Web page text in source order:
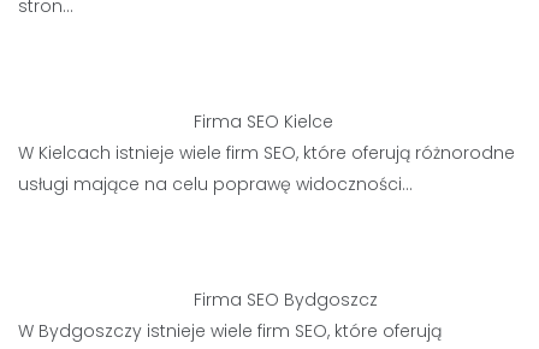
stron…
Firma SEO Kielce
W Kielcach istnieje wiele firm SEO, które oferują różnorodne
usługi mające na celu poprawę widoczności…
Firma SEO Bydgoszcz
W Bydgoszczy istnieje wiele firm SEO, które oferują